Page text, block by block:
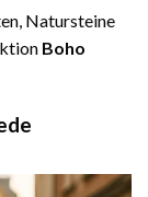
Natursteine
Boho